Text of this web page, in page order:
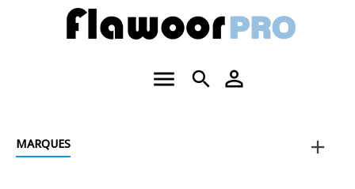
person_outline
search
menu
MARQUES add